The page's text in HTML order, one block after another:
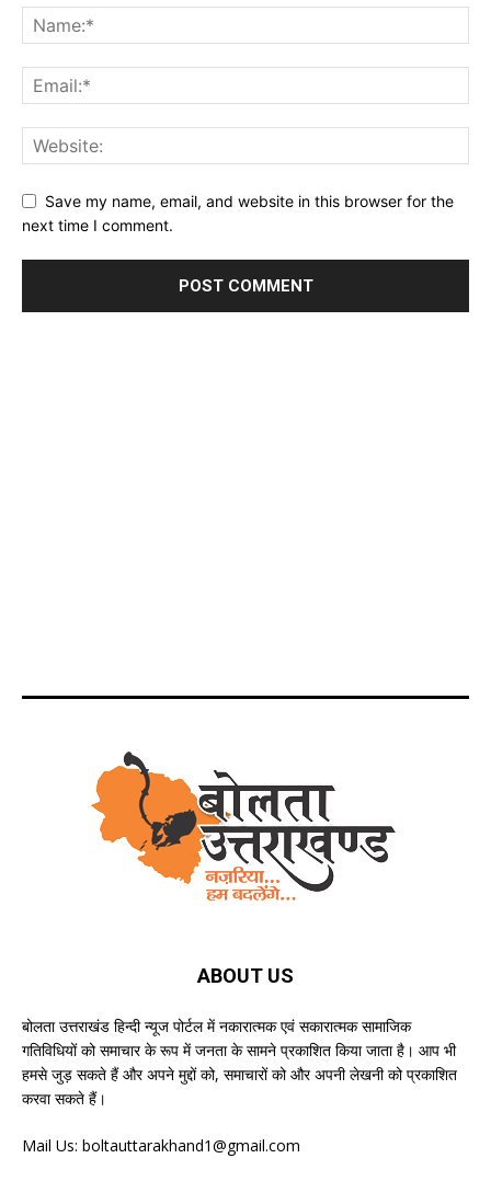
Save my name, email, and website in this browser for the
next time I comment.
ABOUT US
बोलता उत्तराखंड हिन्दी न्यूज पोर्टल में नकारात्मक एवं सकारात्मक सामाजिक
गतिविधियों को समाचार के रूप में जनता के सामने प्रकाशित किया जाता है। आप भी
हमसे जुड़ सकते हैं और अपने मुद्दों को, समाचारों को और अपनी लेखनी को प्रकाशित
करवा सकते हैं।
Mail Us: boltauttarakhand1@gmail.com